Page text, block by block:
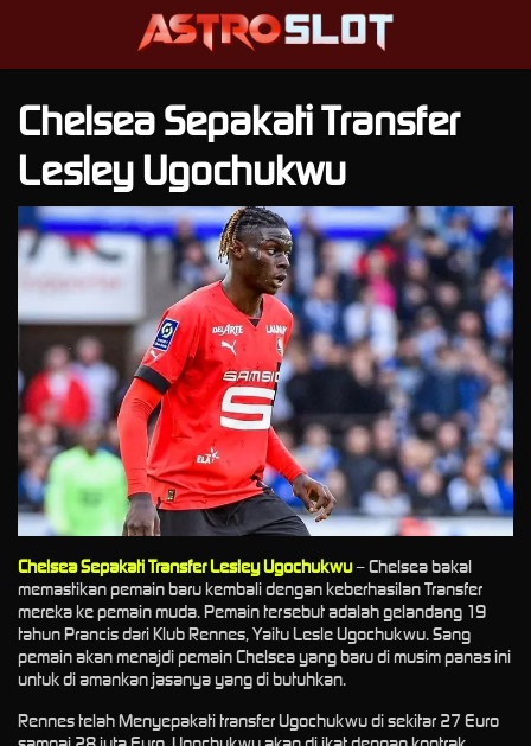
Chelsea Sepakati Transfer
Lesley Ugochukwu
Chelsea Sepakati Transfer Lesley Ugochukwu– Chelsea bakal
memastikan pemain baru kembali dengan keberhasilan Transfer
mereka ke pemain muda. Pemain tersebut adalah gelandang 19
tahun Prancis dari Klub Rennes, Yaitu Lesle Ugochukwu. Sang
pemain akan menajdi pemain Chelsea yang baru di musim panas ini
untuk di amankan jasanya yang di butuhkan.
Rennes telah Menyepakati transfer Ugochukwu di sekitar 27 Euro